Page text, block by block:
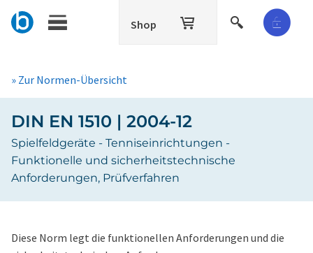
Shop
» Zur Normen-Übersicht
DIN EN 1510 | 2004-12
Spielfeldgeräte - Tenniseinrichtungen -
Funktionelle und sicherheitstechnische
Anforderungen, Prüfverfahren
Diese Norm legt die funktionellen Anforderungen und die